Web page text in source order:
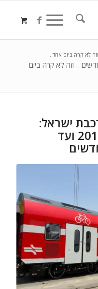
– וזה לא קרה ביום
לא קרה ביום אחד...
ישראל:
מהמאבק העיקש ב-2012 ועד